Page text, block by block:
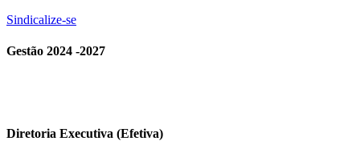
Sindicalize-se
Gestão 2024 -2027
Diretoria Executiva (Efetiva)